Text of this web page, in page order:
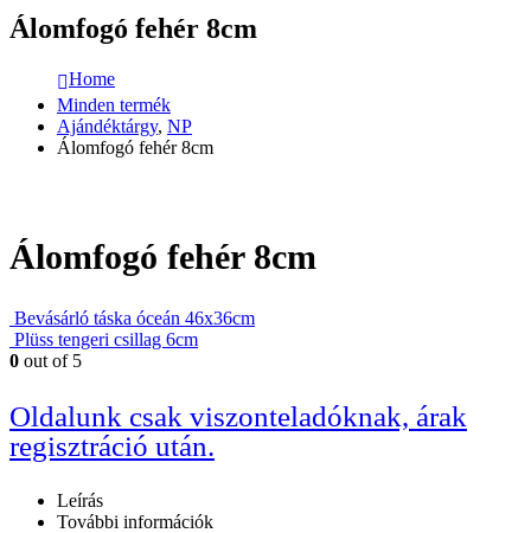
Álomfogó fehér 8cm
Home
Minden termék
Ajándéktárgy, NP
Álomfogó fehér 8cm
Álomfogó fehér 8cm
Bevásárló táska óceán 46x36cm
Plüss tengeri csillag 6cm
0 out of 5
Oldalunk csak viszonteladóknak, árak
regisztráció után.
Leírás
További információk